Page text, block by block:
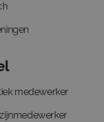
medewerker